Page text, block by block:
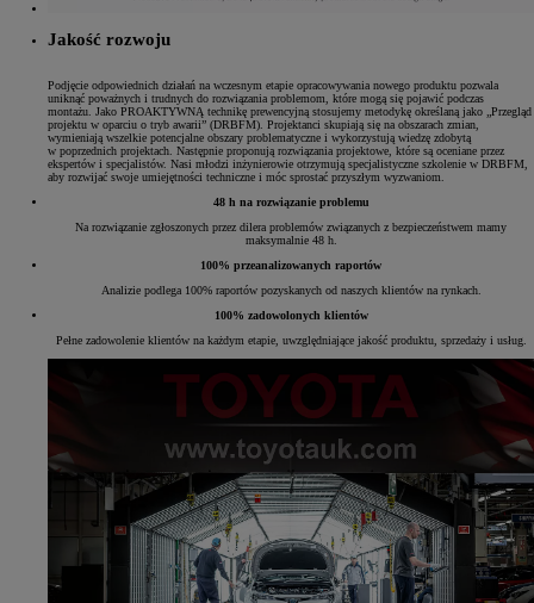
Jakość rozwoju
Podjęcie odpowiednich działań na wczesnym etapie opracowywania nowego produktu pozwala
uniknąć poważnych i trudnych do rozwiązania problemom, które mogą się pojawić podczas
montażu. Jako PROAKTYWNĄ technikę prewencyjną stosujemy metodykę określaną jako „Przegląd
projektu w oparciu o tryb awarii” (DRBFM). Projektanci skupiają się na obszarach zmian,
wymieniają wszelkie potencjalne obszary problematyczne i wykorzystują wiedzę zdobytą
w poprzednich projektach. Następnie proponują rozwiązania projektowe, które są oceniane przez
ekspertów i specjalistów. Nasi młodzi inżynierowie otrzymują specjalistyczne szkolenie w DRBFM,
aby rozwijać swoje umiejętności techniczne i móc sprostać przyszłym wyzwaniom.
48 h na rozwiązanie problemu
Na rozwiązanie zgłoszonych przez dilera problemów związanych z bezpieczeństwem mamy
maksymalnie 48 h.
100% przeanalizowanych raportów
Analizie podlega 100% raportów pozyskanych od naszych klientów na rynkach.
100% zadowolonych klientów
Pełne zadowolenie klientów na każdym etapie, uwzględniające jakość produktu, sprzedaży i usług.